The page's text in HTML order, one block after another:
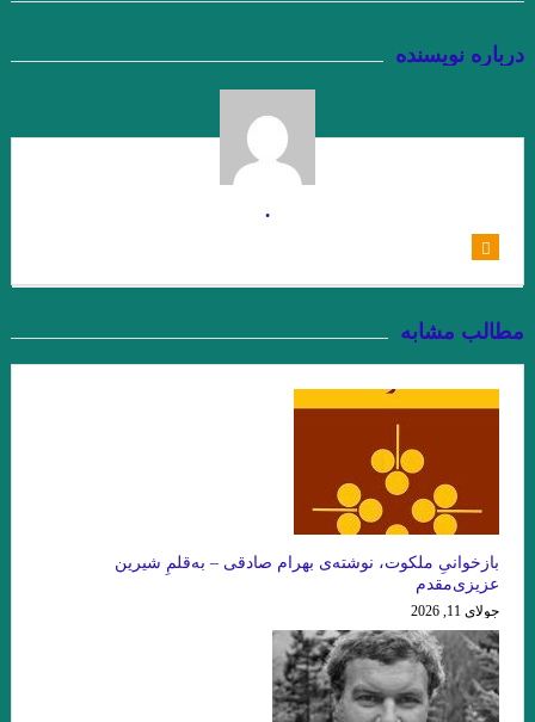
زیور به خود مبند که زیبا ببینمت… مفتون امینی
جوزف کمبل. فصل هشت . جواد اسحاقیان
دفاع
.جستجوی ابن رشد/ بورخس عقل سرخ . سهروردی
.گفت وگوی پاریس ریویو با ارنست همینگوی/ هرچقدر در نوشتن بیشتر
فصل اخر مرگ ایوان اییلیج نوشته تولستوی …یکی بالای سرش گفت:
«تمام کرد!» ایوان ایلیچ گفته ی او را شنید و آن را در روح خود تکرار کرد. در
دل گفت: مرگ هم تمام شد دیگر از مرگ اثری نیست.»
.نگاهی به “گوستاو فلوبرگوستاو فلوبر: مادام بوواری خود من هستم
هر زبان، جهان را به‌شکلی متفاوت می‌سازد.»اومبرتو اکو
درباره نویسنده
.
مطالب مشابه
بازخوانیِ ملکوت، نوشته‌ی بهرام صادقی – به‌قلمِ شیرین
عزیزی‌مقدم
جولای 11, 2026